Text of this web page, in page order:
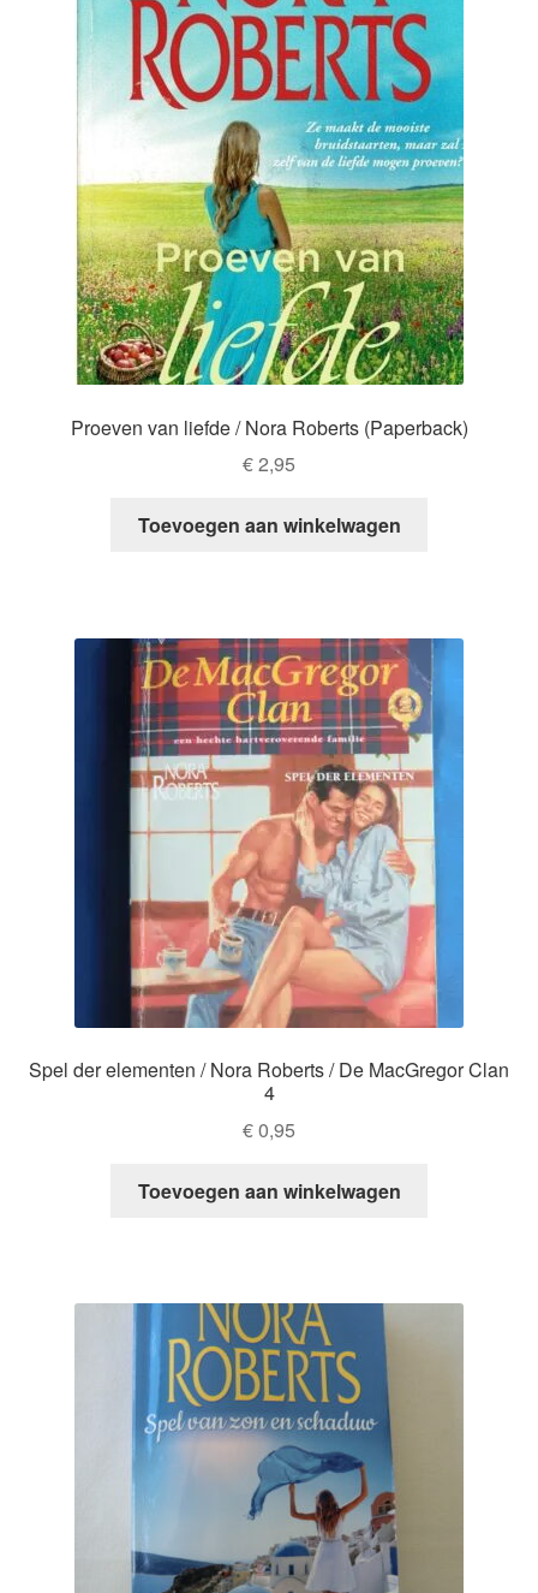
Proeven van liefde / Nora Roberts (Paperback)
€2,95
Toevoegen aan winkelwagen
Spel der elementen / Nora Roberts / De MacGregor Clan
4
€0,95
Toevoegen aan winkelwagen